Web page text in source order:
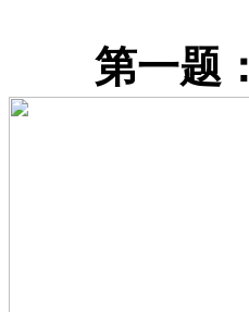
第一题：